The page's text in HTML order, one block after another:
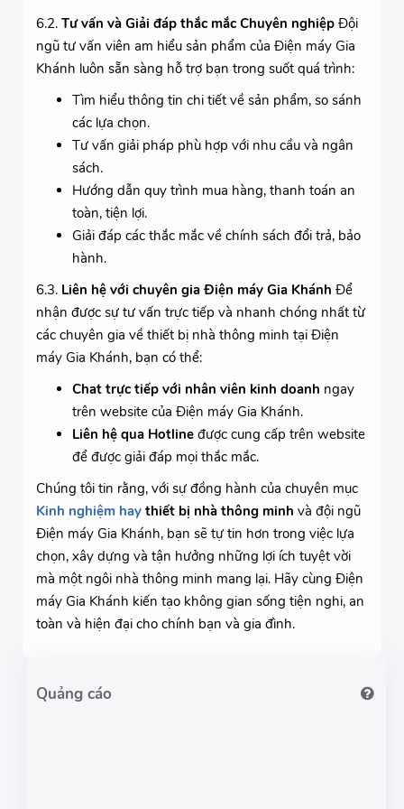
6.2. Tư vấn và Giải đáp thắc mắc Chuyên nghiệp Đội
ngũ tư vấn viên am hiểu sản phẩm của Điện máy Gia
Khánh luôn sẵn sàng hỗ trợ bạn trong suốt quá trình:
Tìm hiểu thông tin chi tiết về sản phẩm, so sánh
các lựa chọn.
Tư vấn giải pháp phù hợp với nhu cầu và ngân
sách.
Hướng dẫn quy trình mua hàng, thanh toán an
toàn, tiện lợi.
Giải đáp các thắc mắc về chính sách đổi trả, bảo
hành.
6.3. Liên hệ với chuyên gia Điện máy Gia Khánh Để
nhận được sự tư vấn trực tiếp và nhanh chóng nhất từ
các chuyên gia về thiết bị nhà thông minh tại Điện
máy Gia Khánh, bạn có thể:
Chat trực tiếp với nhân viên kinh doanh ngay
trên website của Điện máy Gia Khánh.
Liên hệ qua Hotline được cung cấp trên website
để được giải đáp mọi thắc mắc.
Chúng tôi tin rằng, với sự đồng hành của chuyên mục
Kinh nghiệm hay thiết bị nhà thông minh và đội ngũ
Điện máy Gia Khánh, bạn sẽ tự tin hơn trong việc lựa
chọn, xây dựng và tận hưởng những lợi ích tuyệt vời
mà một ngôi nhà thông minh mang lại. Hãy cùng Điện
máy Gia Khánh kiến tạo không gian sống tiện nghi, an
toàn và hiện đại cho chính bạn và gia đình.